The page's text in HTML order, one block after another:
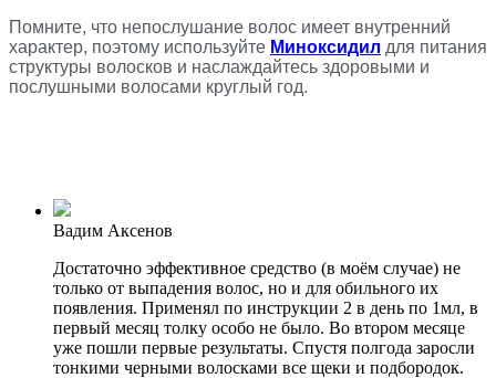
Помните, что непослушание волос имеет внутренний
характер, поэтому используйте Миноксидил для питания
структуры волосков и наслаждайтесь здоровыми и
послушными волосами круглый год.
Вадим Аксенов
Достаточно эффективное средство (в моём случае) не
только от выпадения волос, но и для обильного их
появления. Применял по инструкции 2 в день по 1мл, в
первый месяц толку особо не было. Во втором месяце
уже пошли первые результаты. Спустя полгода заросли
тонкими черными волосками все щеки и подбородок.